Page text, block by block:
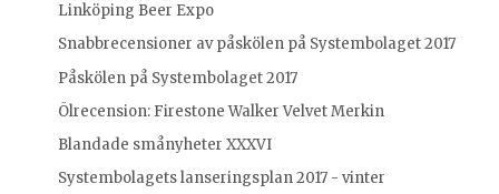
Linköping Beer Expo
Snabbrecensioner av påskölen på Systembolaget 2017
Påskölen på Systembolaget 2017
Ölrecension: Firestone Walker Velvet Merkin
Blandade smånyheter XXXVI
Systembolagets lanseringsplan 2017 - vinter